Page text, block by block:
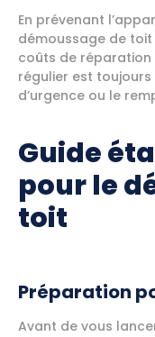
En prévenant
démoussage de toit
coûts de réparation
régulier est toujours
d’urgence ou le
Guide
pour le
toit
Préparation
Avant de vous